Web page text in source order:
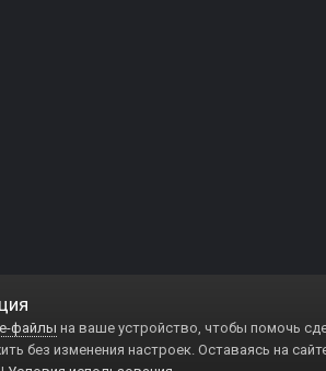
файлы на ваше устройство, чтобы помочь
без изменения настроек. Оставаясь на